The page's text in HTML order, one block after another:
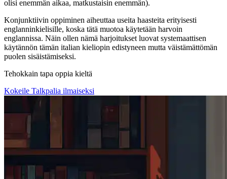
olisi enemmän aikaa, matkustaisin enemmän).
Konjunktiivin oppiminen aiheuttaa useita haasteita erityisesti
englanninkielisille, koska tätä muotoa käytetään harvoin
englannissa. Näin ollen nämä harjoitukset luovat systemaattisen
käytännön tämän italian kieliopin edistyneen mutta väistämättömän
puolen sisäistämiseksi.
Tehokkain tapa oppia kieltä
Kokeile Talkpalia ilmaiseksi